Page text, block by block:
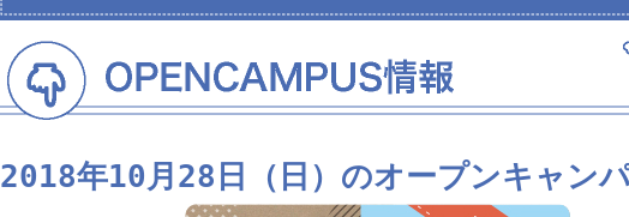
2018年10月28日（日）のオープンキャン